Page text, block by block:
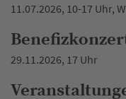
11.07.2026, 10-17 Uhr,
29.11.2026, 17 Uhr